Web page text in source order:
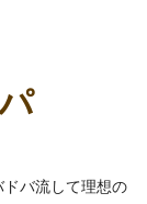
バ流して理想の